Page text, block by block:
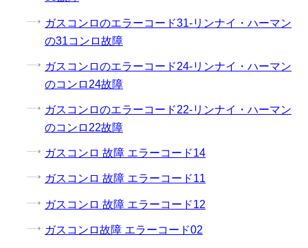
ガスコンロのエラーコード31-リンナイ・ハーマン
の31コンロ故障
ガスコンロのエラーコード24-リンナイ・ハーマン
のコンロ24故障
ガスコンロのエラーコード22-リンナイ・ハーマン
のコンロ22故障
ガスコンロ 故障 エラーコード14
ガスコンロ 故障 エラーコード11
ガスコンロ 故障 エラーコード12
ガスコンロ故障 エラーコード02